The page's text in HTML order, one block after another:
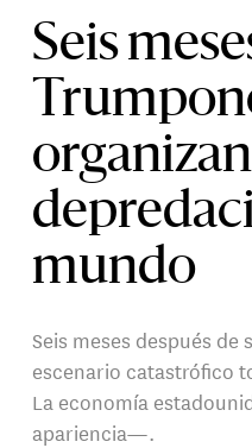
Seis
mundo
Seis meses después de
escenario catastrófico
La economía
apariencia—.